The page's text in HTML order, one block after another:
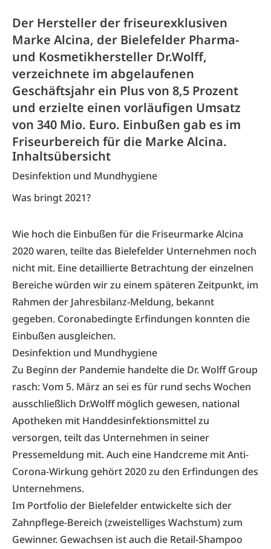
Der Hersteller der friseurexklusiven
Marke Alcina, der Bielefelder Pharma-
und Kosmetikhersteller Dr.Wolff,
verzeichnete im abgelaufenen
Geschäftsjahr ein Plus von 8,5 Prozent
und erzielte einen vorläufigen Umsatz
von 340 Mio. Euro. Einbußen gab es im
Friseurbereich für die Marke Alcina.
Inhaltsübersicht
Desinfektion und Mundhygiene
Was bringt 2021?
Wie hoch die Einbußen für die Friseurmarke Alcina
2020 waren, teilte das Bielefelder Unternehmen noch
nicht mit. Eine detaillierte Betrachtung der einzelnen
Bereiche würden wir zu einem späteren Zeitpunkt, im
Rahmen der Jahresbilanz-Meldung, bekannt
gegeben. Coronabedingte Erfindungen konnten die
Einbußen ausgleichen.
Desinfektion und Mundhygiene
Zu Beginn der Pandemie handelte die Dr. Wolff Group
rasch: Vom 5. März an sei es für rund sechs Wochen
ausschließlich Dr.Wolff möglich gewesen, national
Apotheken mit Handdesinfektionsmittel zu
versorgen, teilt das Unternehmen in seiner
Pressemeldung mit. Auch eine Handcreme mit Anti-
Corona-Wirkung gehört 2020 zu den Erfindungen des
Unternehmens.
Im Portfolio der Bielefelder entwickelte sich der
Zahnpflege-Bereich (zweistelliges Wachstum) zum
Gewinner. Gewachsen ist auch die Retail-Shampoo